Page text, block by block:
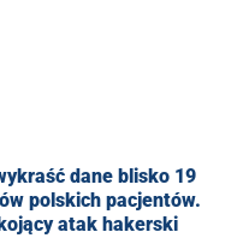
dane blisko 19
polskich pacjentów.
atak hakerski